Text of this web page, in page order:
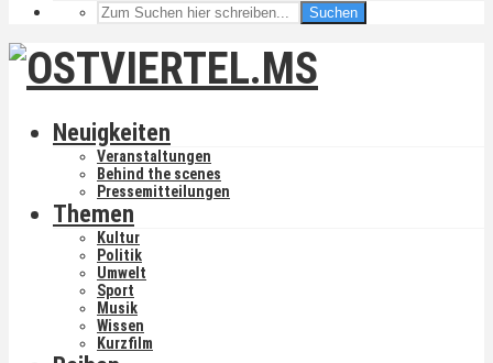
Suchen
Neuigkeiten
Veranstaltungen
Behind the scenes
Pressemitteilungen
Themen
Kultur
Politik
Umwelt
Sport
Musik
Wissen
Kurzfilm